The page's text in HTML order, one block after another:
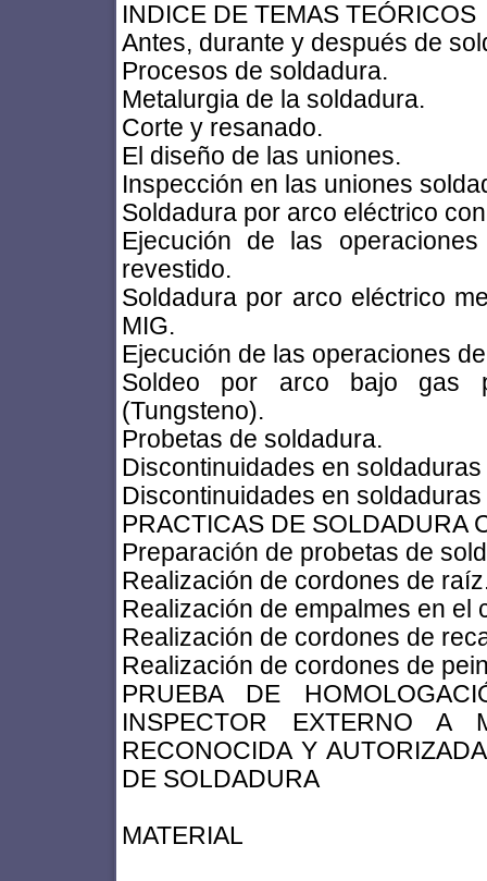
INDICE DE TEMAS TEÓRICOS
Antes, durante y después de
Procesos de soldadura.
Metalurgia de la soldadura.
Corte y resanado.
El diseño de las uniones.
Inspección en las uniones
Soldadura por arco eléctrico
Ejecución de las
revestido.
Soldadura por arco eléctrico
MIG.
Ejecución de las operaciones
Soldeo por arco bajo gas
(Tungsteno).
Probetas de soldadura.
Discontinuidades en
Discontinuidades en soldaduras
PRACTICAS DE SOLDADURA
Preparación de probetas de
Realización de cordones de
Realización de empalmes en el
Realización de cordones de
Realización de cordones de
PRUEBA DE
INSPECTOR EXTERNO
RECONOCIDA Y
DE SOLDADURA
MATERIAL